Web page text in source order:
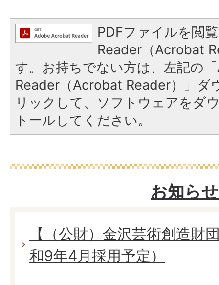
PDFファイルを閲
Reader（Acrobat
す。お持ちでない方は、左記の
Reader（Acrobat Reader）」ダ
リックして、ソフトウェアをダ
トールしてください。
お知らせ
【（公財）金沢芸術創造財
和9年4月採用予定）